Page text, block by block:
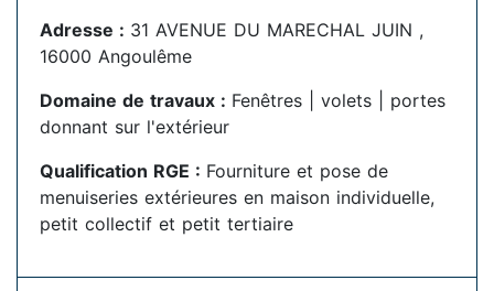
Adresse : 31 AVENUE DU MARECHAL JUIN ,
16000 Angoulême
Domaine de travaux : Fenêtres | volets | portes
donnant sur l'extérieur
Qualification RGE : Fourniture et pose de
menuiseries extérieures en maison individuelle,
petit collectif et petit tertiaire